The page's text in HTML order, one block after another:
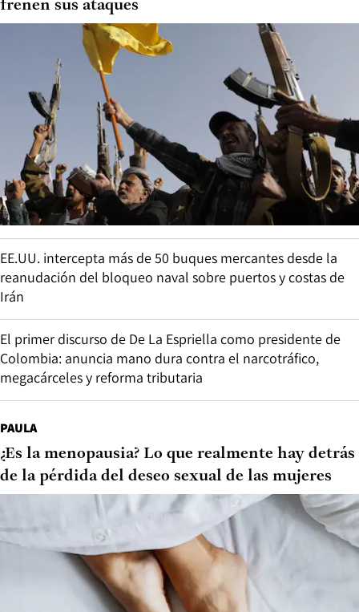
frenen sus ataques
EE.UU. intercepta más de 50 buques mercantes desde la
reanudación del bloqueo naval sobre puertos y costas de
Irán
El primer discurso de De La Espriella como presidente de
Colombia: anuncia mano dura contra el narcotráfico,
megacárceles y reforma tributaria
PAULA
¿Es la menopausia? Lo que realmente hay detrás
de la pérdida del deseo sexual de las mujeres